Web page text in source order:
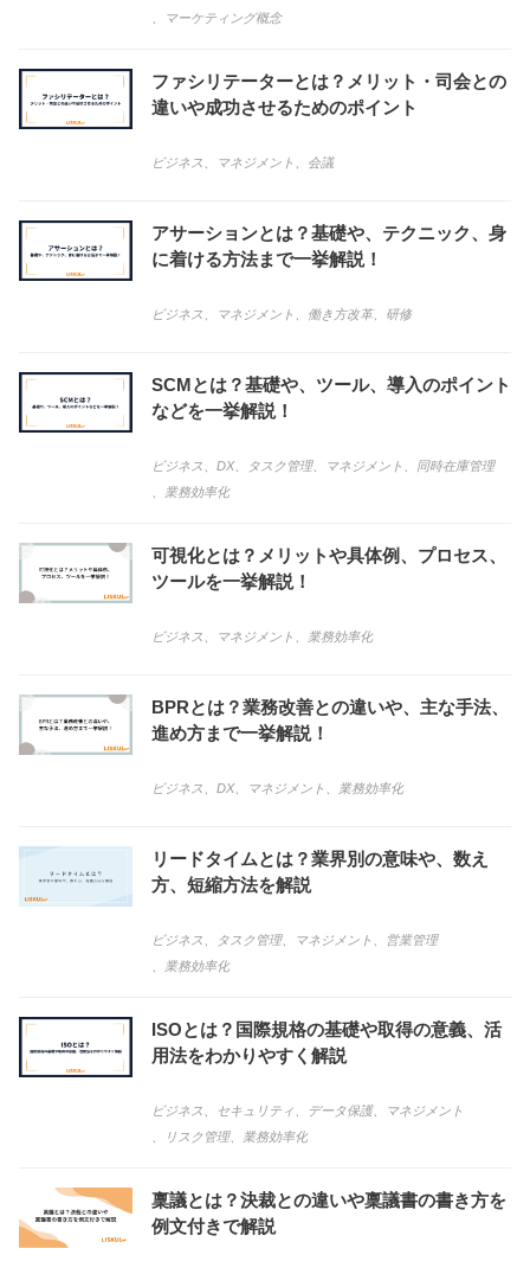
マーケティング概念
ファシリテーターとは？メリット・司会との
違いや成功させるためのポイント
ビジネス マネジメント 会議
アサーションとは？基礎や、テクニック、身
に着ける方法まで一挙解説！
ビジネス マネジメント 働き方改革、 研修
SCMとは？基礎や、ツール、導入のポイント
などを一挙解説！
ビジネス DX、 タスク管理、 マネジメント
同時在庫管理
業務効率化
可視化とは？メリットや具体例、プロセス、
ツールを一挙解説！
ビジネス マネジメント 業務効率化
BPRとは？業務改善との違いや、主な手法、
進め方まで一挙解説！
ビジネス DX、 マネジメント 業務効率化
リードタイムとは？業界別の意味や、数え
方、短縮方法を解説
ビジネス タスク管理、 マネジメント
営業管理
業務効率化
ISOとは？国際規格の基礎や取得の意義、活
用法をわかりやすく解説
ビジネス セキュリティ データ保護、
マネジメント
リスク管理、 業務効率化
稟議とは？決裁との違いや稟議書の書き方を
例文付きで解説